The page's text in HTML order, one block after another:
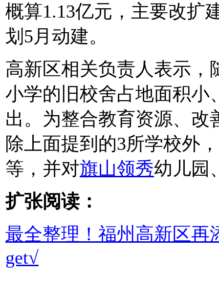
概算1.13亿元，主要改扩
划5月动建。
高新区相关负责人表示，
小学的旧校舍占地面积小
出。为整合教育资源、改
除上面提到的3所学校外
等，并对旗山领秀幼儿园
扩张阅读：
最全整理！福州高新区再
get√